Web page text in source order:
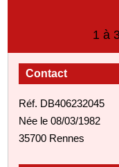
1 à
Contact
Réf. DB406232045
Née le 08/03/1982
35700 Rennes